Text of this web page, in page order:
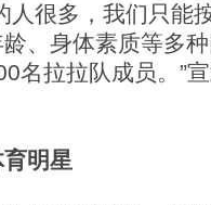
很多，我们只能
、身体素质等多
名拉拉队成员。”
明星